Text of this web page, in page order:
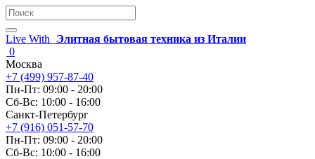
Live With
Элитная бытовая техника из Италии
0
Москва
+7 (499) 957-87-40
Пн-Пт: 09:00 - 20:00
Сб-Вс: 10:00 - 16:00
Санкт-Петербург
+7 (916) 051-57-70
Пн-Пт: 09:00 - 20:00
Сб-Вс: 10:00 - 16:00